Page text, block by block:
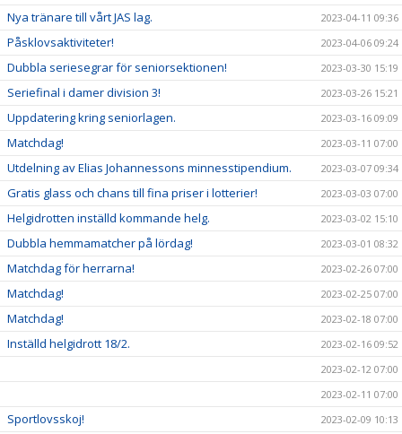
Nya tränare till vårt JAS lag. 2023-04-11 09:36
Påsklovsaktiviteter! 2023-04-06 09:24
Dubbla seriesegrar för seniorsektionen! 2023-03-30 15:19
Seriefinal i damer division 3! 2023-03-26 15:21
Uppdatering kring seniorlagen. 2023-03-16 09:09
Matchdag! 2023-03-11 07:00
Utdelning av Elias Johannessons minnesstipendium. 2023-03-07 09:34
Gratis glass och chans till fina priser i lotterier! 2023-03-03 07:00
Helgidrotten inställd kommande helg. 2023-03-02 15:10
Dubbla hemmamatcher på lördag! 2023-03-01 08:32
Matchdag för herrarna! 2023-02-26 07:00
Matchdag! 2023-02-25 07:00
Matchdag! 2023-02-18 07:00
Inställd helgidrott 18/2.
2023-02-16 09:52
2023-02-12 07:00
2023-02-11 07:00
Sportlovsskoj! 2023-02-09 10:13